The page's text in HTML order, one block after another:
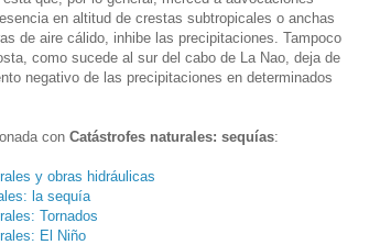
en altitud de crestas subtropicales o anchas
de aire cálido, inhibe las precipitaciones. Tampoco
como sucede al sur del cabo de La Nao, deja de
negativo de las precipitaciones en determinados
con Catástrofes naturales: sequías:
y obras hidráulicas
la sequía
Tornados
El Niño